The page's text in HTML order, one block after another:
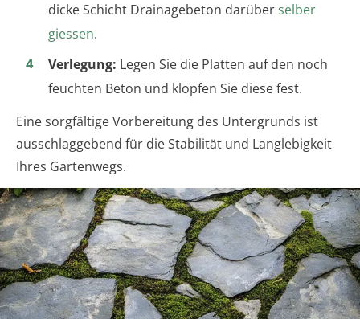
dicke Schicht Drainagebeton darüberselber
giessen.
Verlegung: Legen Sie die Platten auf den noch
feuchten Beton und klopfen Sie diese fest.
Eine sorgfältige Vorbereitung des Untergrunds ist
ausschlaggebend für die Stabilität und Langlebigkeit
Ihres Gartenwegs.